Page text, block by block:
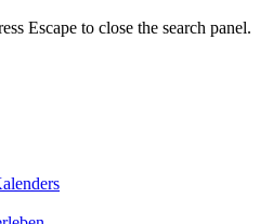
Escape to close the search panel.